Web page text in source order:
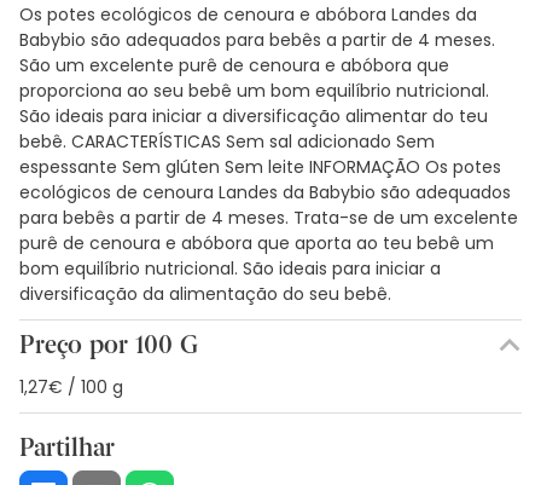
Os potes ecológicos de cenoura e abóbora Landes da
Babybio são adequados para bebês a partir de 4 meses.
São um excelente purê de cenoura e abóbora que
proporciona ao seu bebê um bom equilíbrio nutricional.
São ideais para iniciar a diversificação alimentar do teu
bebê. CARACTERÍSTICAS Sem sal adicionado Sem
espessante Sem glúten Sem leite INFORMAÇÃO Os potes
ecológicos de cenoura Landes da Babybio são adequados
para bebês a partir de 4 meses. Trata-se de um excelente
purê de cenoura e abóbora que aporta ao teu bebê um
bom equilíbrio nutricional. São ideais para iniciar a
diversificação da alimentação do seu bebê.
Preço por 100 G
1,27€ / 100 g
Partilhar